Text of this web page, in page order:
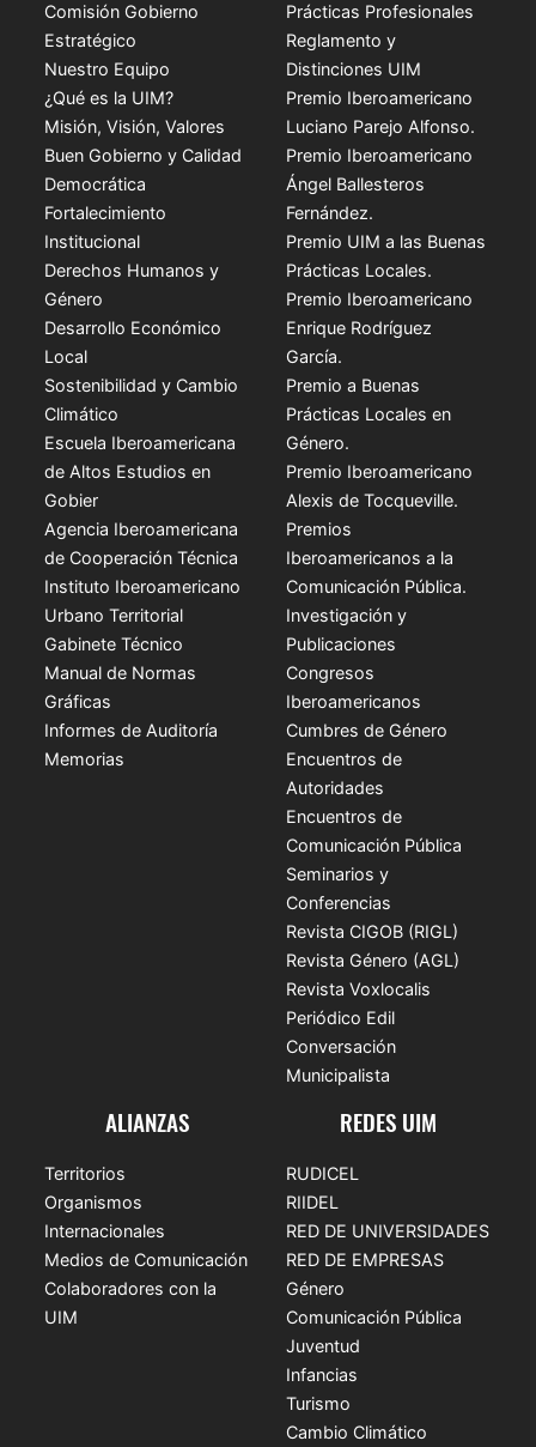
Comisión Gobierno
Estratégico
Nuestro Equipo
¿Qué es la UIM?
Misión, Visión, Valores
Buen Gobierno y Calidad
Democrática
Fortalecimiento
Institucional
Derechos Humanos y
Género
Desarrollo Económico
Local
Sostenibilidad y Cambio
Climático
Escuela Iberoamericana
de Altos Estudios en
Gobier
Agencia Iberoamericana
de Cooperación Técnica
Instituto Iberoamericano
Urbano Territorial
Gabinete Técnico
Manual de Normas
Gráficas
Informes de Auditoría
Memorias
Prácticas Profesionales
Reglamento y
Distinciones UIM
Premio Iberoamericano
Luciano Parejo Alfonso.
Premio Iberoamericano
Ángel Ballesteros
Fernández.
Premio UIM a las Buenas
Prácticas Locales.
Premio Iberoamericano
Enrique Rodríguez
García.
Premio a Buenas
Prácticas Locales en
Género.
Premio Iberoamericano
Alexis de Tocqueville.
Premios
Iberoamericanos a la
Comunicación Pública.
Investigación y
Publicaciones
Congresos
Iberoamericanos
Cumbres de Género
Encuentros de
Autoridades
Encuentros de
Comunicación Pública
Seminarios y
Conferencias
Revista CIGOB (RIGL)
Revista Género (AGL)
Revista Voxlocalis
Periódico Edil
Conversación
Municipalista
ALIANZAS
Territorios
Organismos
Internacionales
Medios de Comunicación
Colaboradores con la
UIM
REDES UIM
RUDICEL
RIIDEL
RED DE UNIVERSIDADES
RED DE EMPRESAS
Género
Comunicación Pública
Juventud
Infancias
Turismo
Cambio Climático